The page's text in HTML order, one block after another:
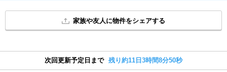
家族や友人に物件をシェアする
次回更新予定日まで 残り約11日3時間8分49秒